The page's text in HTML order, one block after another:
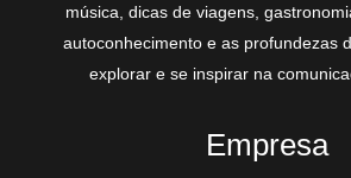
música, dicas de viagens,
autoconhecimento e as profundezas
explorar e se inspirar na
Empresa